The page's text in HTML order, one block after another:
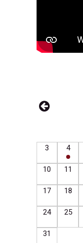
3 4
10 11
17 18
24 25
31